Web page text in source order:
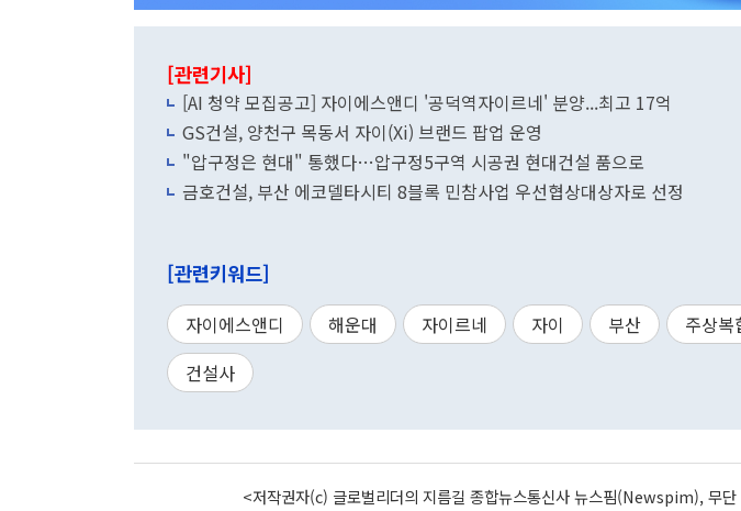
[관련기사]
[AI 청약 모집공고] 자이에스앤디 '공덕역자이르네' 분양...최고 17억
GS건설, 양천구 목동서 자이(Xi) 브랜드 팝업 운영
"압구정은 현대" 통했다…압구정5구역 시공권 현대건설 품으로
금호건설, 부산 에코델타시티 8블록 민참사업 우선협상대상자로 선정
[관련키워드]
자이에스앤디 해운대 자이르네 자이 부산 주상복
건설사
<저작권자(c) 글로벌리더의 지름길 종합뉴스통신사 뉴스핌(Newspim), 무단